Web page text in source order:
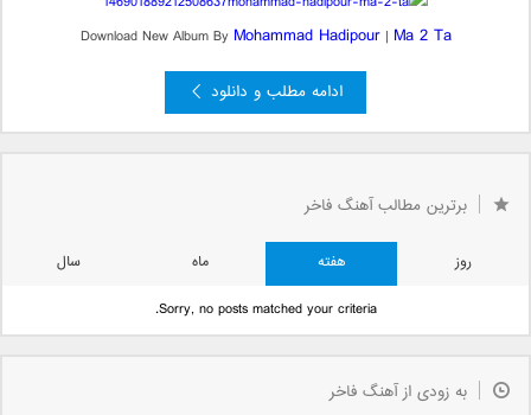
Download New Album By Mohammad Hadipour| Ma 2 Ta
ادامه مطلب و دانلود
برترین مطالب آهنگ فاخر
روز هفته ماه
سال
Sorry, no posts matched your criteria.
به زودی از آهنگ فاخر